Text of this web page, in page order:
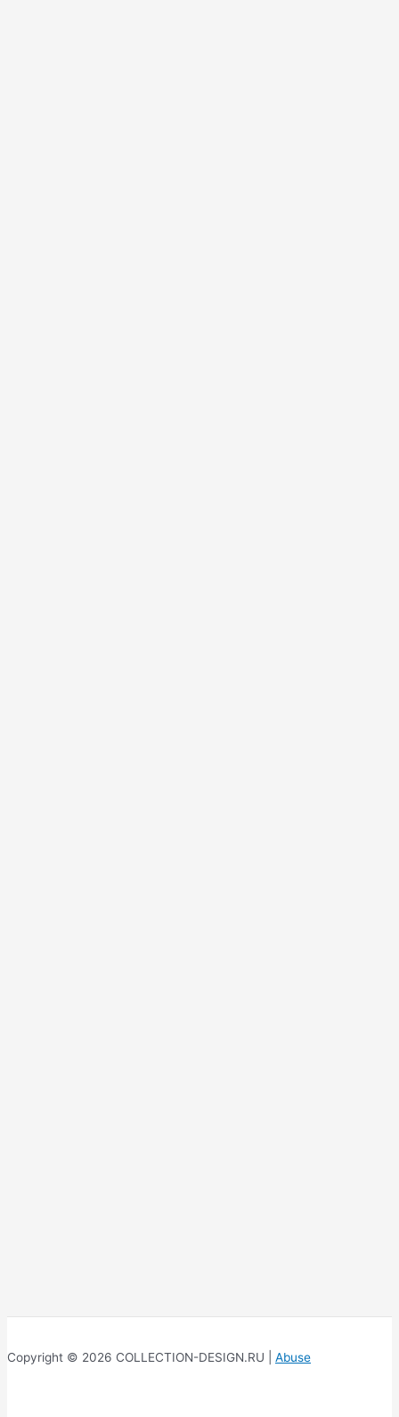
Copyright © 2026 COLLECTION-DESIGN.RU | Abuse